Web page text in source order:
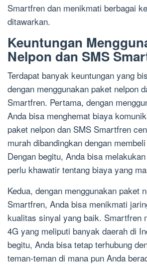
Smartfren dan menikmati berbagai
ditawarkan.
Keuntungan
Nelpon dan SMS
Terdapat banyak keuntungan yang
dengan menggunakan paket nelpon
Smartfren. Pertama, dengan
Anda bisa menghemat biaya
paket nelpon dan SMS Smartfren
murah dibandingkan dengan
Dengan begitu, Anda bisa
perlu khawatir tentang biaya yang
Kedua, dengan menggunakan paket
Smartfren, Anda bisa menikmati
kualitas sinyal yang baik. Smartfren
4G yang meliputi banyak daerah di
begitu, Anda bisa tetap terhubung
teman-teman di mana pun Anda